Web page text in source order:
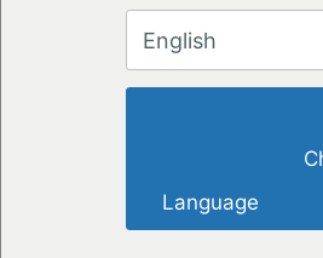
English